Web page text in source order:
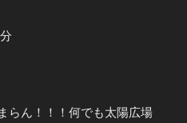
ん！！！何でも太陽広場